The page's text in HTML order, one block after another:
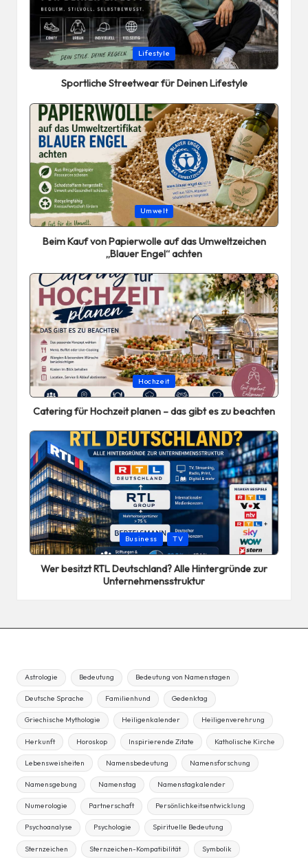
Posted
in
Lifestyle
Sportliche Streetwear für Deinen Lifestyle
Posted
in
Umwelt
Beim Kauf von Papierwolle auf das Umweltzeichen
„Blauer Engel“ achten
Posted
in
Hochzeit
Catering für Hochzeit planen – das gibt es zu beachten
Posted
in
Business TV
Wer besitzt RTL Deutschland? Alle Hintergründe zur
Unternehmensstruktur
Astrologie Bedeutung Bedeutung von Namenstagen
Deutsche Sprache Familienhund Gedenktag
Griechische Mythologie Heiligenkalender Heiligenverehrung
Herkunft Horoskop Inspirierende Zitate Katholische Kirche
Lebensweisheiten Namensbedeutung Namensforschung
Namensgebung Namenstag Namenstagkalender
Numerologie Partnerschaft Persönlichkeitsentwicklung
Psychoanalyse Psychologie Spirituelle Bedeutung
Sternzeichen Sternzeichen-Kompatibilität Symbolik